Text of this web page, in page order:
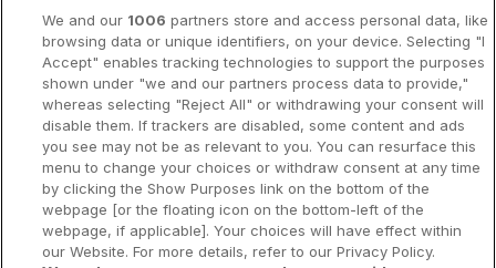
A propos
Notice légale
Presse-Recrutement-Partenariat
Politique de confidentialité
Politique de Cookies
Prévenir la dépendance aux jeux d’argent
Nos rédacteurs
We and our 1006 partners store and access personal data, like
browsing data or unique identifiers, on your device. Selecting "I
Accept" enables tracking technologies to support the purposes
shown under "we and our partners process data to provide,"
whereas selecting "Reject All" or withdrawing your consent will
disable them. If trackers are disabled, some content and ads
you see may not be as relevant to you. You can resurface this
menu to change your choices or withdraw consent at any time
by clicking the Show Purposes link on the bottom of the
webpage [or the floating icon on the bottom-left of the
webpage, if applicable]. Your choices will have effect within
our Website. For more details, refer to our Privacy Policy.